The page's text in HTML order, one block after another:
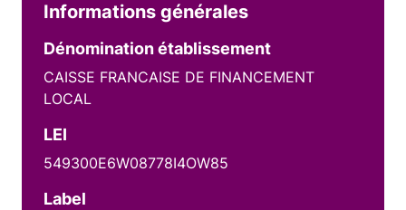
Informations générales
Dénomination établissement
CAISSE FRANCAISE DE FINANCEMENT
LOCAL
LEI
549300E6W08778I4OW85
Label